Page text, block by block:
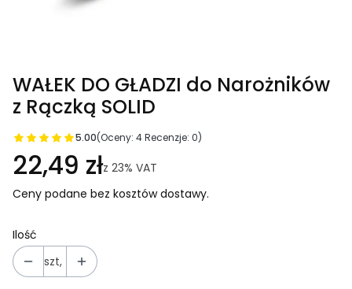
WAŁEK DO GŁADZI do Narożników
z Rączką SOLID
5.00(Oceny: 4 Recenzje: 0)
22,49 złz 23% VAT
Ceny podane bez kosztów dostawy.
Ilość
szt,